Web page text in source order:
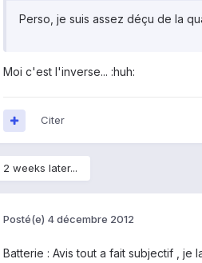
Perso, je suis assez déçu de la
Moi c'est l'inverse... :huh:
Citer
2 weeks later...
Posté(e) 4 décembre 2012
Batterie : Avis tout a fait subjectif , je